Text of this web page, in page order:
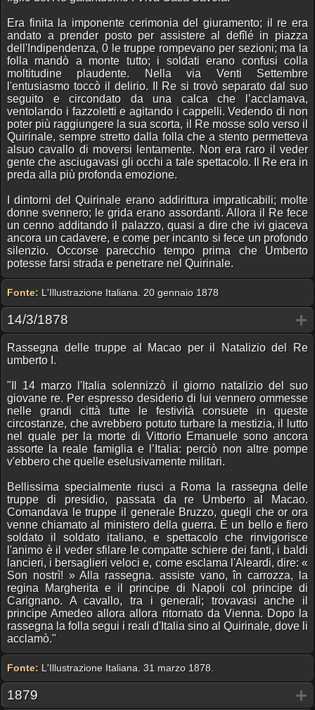
Era finita la imponente cerimonia del giuramento; il re era
andato a prender posto per assistere al defîlé in piazza
dell'Indipendenza, 0 le truppe rompevano per sezioni; ma la
folla mandò a monte tutto; i soldati erano confusi colla
moltitudine plaudente. Nella via Venti Settembre
l'entusiasmo toccò il delirio. Il Re si trovò separato dal suo
seguito e circondato da una calca che l’acclamava,
ventolando i fazzoletti e agitando i cappelli. Vedendo di non
poter più raggiungere la sua scorta, il Re mosse solo verso il
Quirinale, sempre stretto dalla folla che a stento permetteva
alsuo cavallo di moversi lentamente. Non era raro il veder
gente che asciugavasi gli occhi a tale spettacolo. Il Re era in
preda alla più profonda emozione.
I dintorni del Quirinale erano addirittura impraticabili; molte
donne svennero; le grida erano assordanti. Allora il Re fece
un cenno additando il palazzo, quasi a dire che ivi giaceva
ancora un cadavere, e come per incanto si fece un profondo
silenzio. Occorse parecchio tempo prima che Umberto
potesse farsi strada e penetrare nel Quirinale.
Fonte: L'Illustrazione Italiana. 20 gennaio 1878
14/3/1878
Rassegna delle truppe al Macao per il Natalizio del Re
umberto I.
"Il 14 marzo l'Italia solennizzò il giorno natalizio del suo
giovane re. Per espresso desiderio di lui vennero ommesse
nelle grandi città tutte le festività consuete in queste
circostanze, che avrebbero potuto turbare la mestizia, il lutto
nel quale per la morte di Vittorio Emanuele sono ancora
assorte la reale famiglia e l’Italia: perciò non altre pompe
v'ebbero che quelle eselusivamente militari.
Bellissima specialmente riusci a Roma la rassegna delle
truppe di presidio, passata da re Umberto al Macao.
Comandava le truppe il generale Bruzzo, quegli che or ora
venne chiamato al ministero della guerra. È un bello e fiero
soldato il soldato italiano, e spettacolo che rinvigorisce
l'animo è il veder sfilare le compatte schiere dei fanti, i baldi
lancieri, i bersaglieri veloci e, come esclama l'Aleardi, dire: «
Son nostrì! » Alla rassegna. assiste vano, în carrozza, la
regina Margherita e il principe di Napoli col principe di
Carignano. A cavallo, tra i generali; trovavasi anche il
principe Amedeo allora allora ritornato da Vienna. Dopo la
rassegna la folla segui i reali d'Italia sino al Quirinale, dove li
acclamò."
Fonte: L'Illustrazione Italiana. 31 marzo 1878.
1879